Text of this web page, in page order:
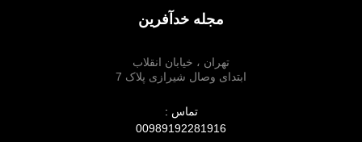
مجله خدآفرین
تهران ، خیابان انقلاب
ابتدای وصال شیرازی پلاک 7
تماس :
00989192281916